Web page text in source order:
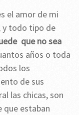
el amor de mi
y todo tipo de
que no sea
años o toda
los
de sus
las chicas, son
que estaban